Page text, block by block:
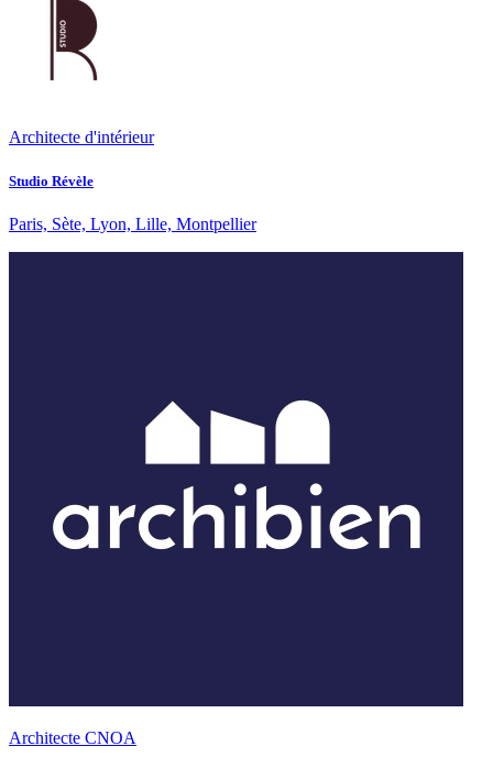
Architecte d'intérieur
Studio Révèle
Paris, Sète, Lyon, Lille, Montpellier
Architecte CNOA